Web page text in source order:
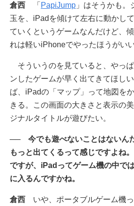
倉西 「 PapiJump 」はそうかも
玉を、iPadを傾けて左右に動かし
ていくというゲームなんだけど、
れは軽いiPhoneでやったほうがい
そういうのを見ていると、やっ
ンしたゲームが早く出てきてほし
ば、iPadの「マップ」って地図を
きる。この画面の大きさと表示の
ジナルタイトルが遊びたい。
── 今でも遊べないことはないん
もっと出てくるって感じですよね
ですが、iPadってゲーム機の中で
に入るんですかね。
倉西 いや、ポータブルゲーム機